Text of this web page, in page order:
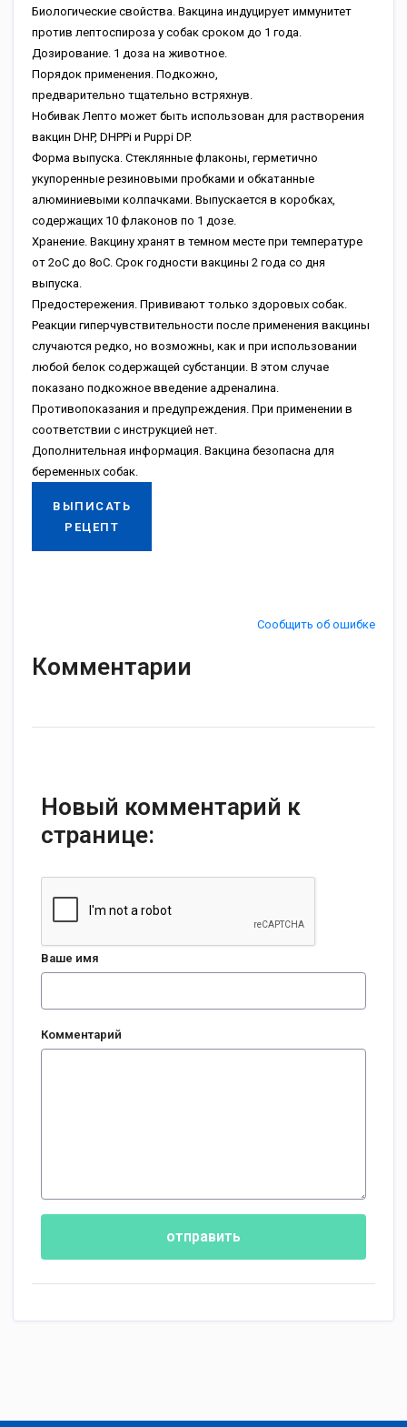
Биологические свойства. Вакцина индуцирует иммунитет
против лептоспироза у собак сроком до 1 года.
Дозирование. 1 доза на животное.
Порядок применения. Подкожно,
предварительно тщательно встряхнув.
Нобивак Лепто может быть использован для растворения
вакцин DHP, DHPPi и Puppi DP.
Форма выпуска. Стеклянные флаконы, герметично
укупоренные резиновыми пробками и обкатанные
алюминиевыми колпачками. Выпускается в коробках,
содержащих 10 флаконов по 1 дозе.
Хранение. Вакцину хранят в темном месте при температуре
от 2оС до 8оС. Срок годности вакцины 2 года со дня
выпуска.
Предостережения. Прививают только здоровых собак.
Реакции гиперчувствительности после применения вакцины
случаются редко, но возможны, как и при использовании
любой белок содержащей субстанции. В этом случае
показано подкожное введение адреналина.
Противопоказания и предупреждения. При применении в
соответствии с инструкцией нет.
Дополнительная информация. Вакцина безопасна для
беременных собак.
ВЫПИСАТЬ
РЕЦЕПТ
Сообщить об ошибке
Комментарии
Новый комментарий к
странице:
Ваше имя
Комментарий
отправить